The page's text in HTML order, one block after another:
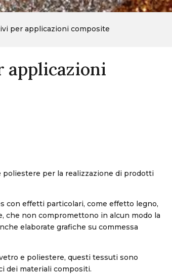
per applicazioni composite
applicazioni
per la realizzazione di prodotti
con effetti particolari, come effetto legno,
che non compromettono in alcun modo la
elaborate grafiche su commessa
e poliestere, questi tessuti sono
dei materiali compositi.